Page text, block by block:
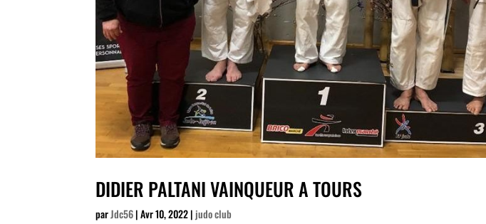
DIDIER PALTANI VAINQUEUR A TOURS
parJdc56|Avr 10, 2022| judo club